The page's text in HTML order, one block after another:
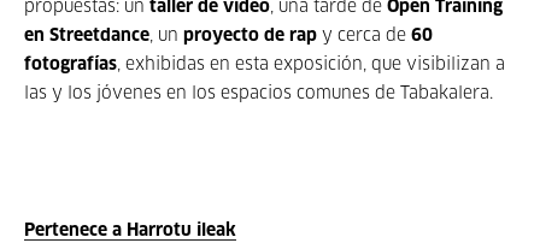
propuestas: un taller de vídeo, una tarde de Open Training
en Streetdance, un proyecto de rap y cerca de 60
fotografías, exhibidas en esta exposición, que visibilizan a
las y los jóvenes en los espacios comunes de Tabakalera.
Pertenece a Harrotu ileak